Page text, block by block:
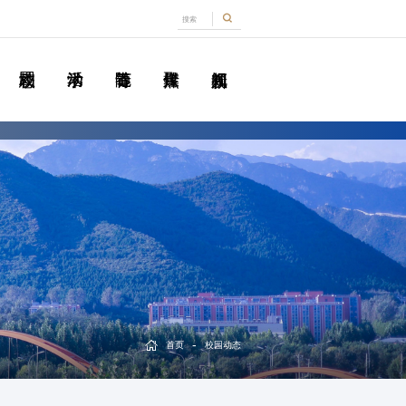
首页 - 校园动态